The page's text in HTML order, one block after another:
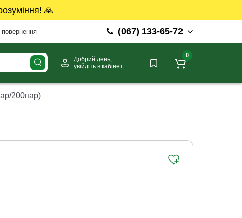
🙏
(067) 133-65-72
Добрий день,
увійдіть в кабінет
0
200пар)